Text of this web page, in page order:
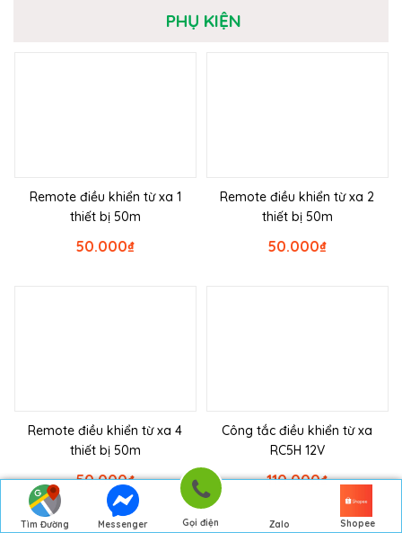
Tìm Đường
Messenger Gọi điện Zalo Shopee
PHỤ KIỆN
Remote điều khiển từ xa 1
thiết bị 50m
₫
50.000
Remote điều khiển từ xa 2
thiết bị 50m
₫
50.000
Remote điều khiển từ xa 4
thiết bị 50m
₫
50.000
Công tắc điều khiển từ xa
RC5H 12V
₫
110.000